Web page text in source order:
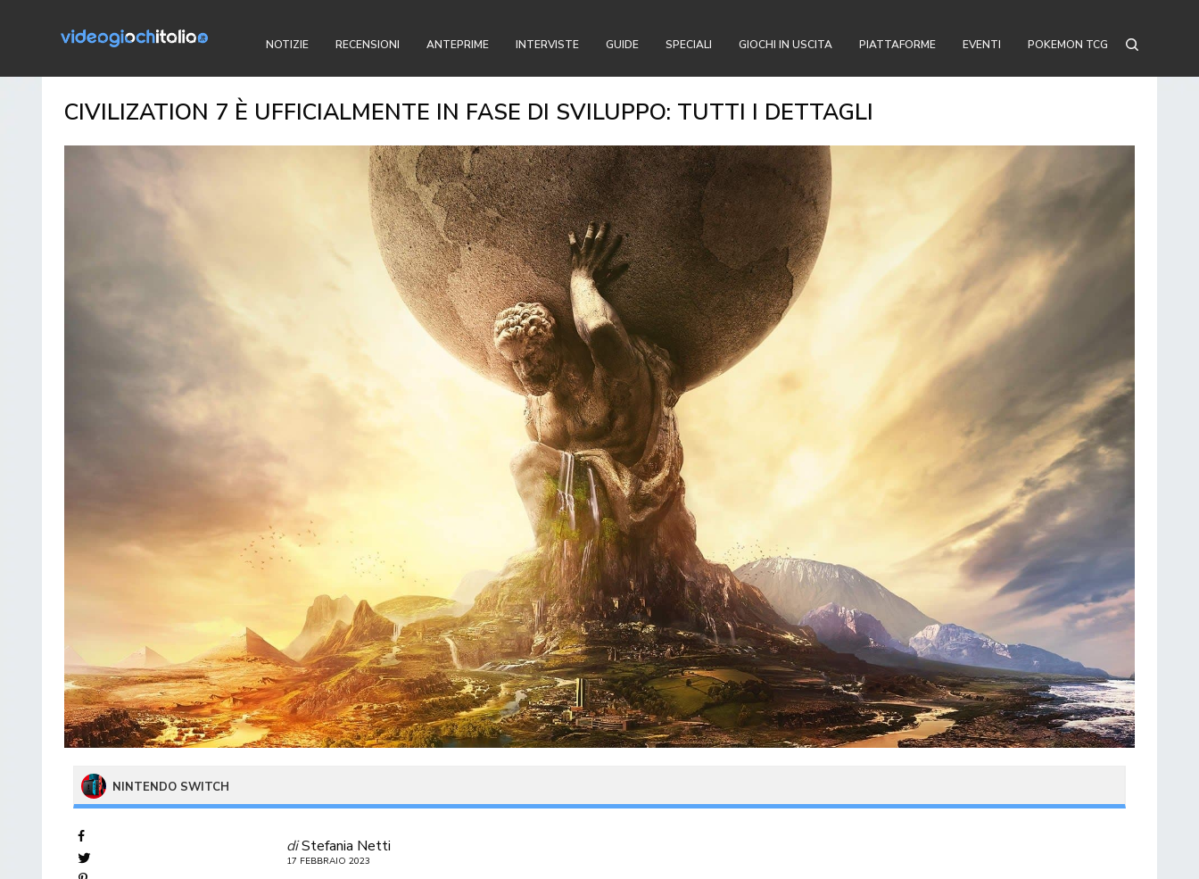
NOTIZIE RECENSIONI ANTEPRIME INTERVISTE GUIDE SPECIALI GIOCHI IN USCITA PIATTAFORME EVENTI POKEMON TCG
CIVILIZATION 7 È UFFICIALMENTE IN FASE DI SVILUPPO: TUTTI I DETTAGLI
NINTENDO SWITCH
diStefania Netti
17 FEBBRAIO 2023